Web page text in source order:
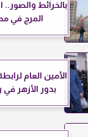
بالخرائط
المرج في
الأمين العام
بدور الأزهر في